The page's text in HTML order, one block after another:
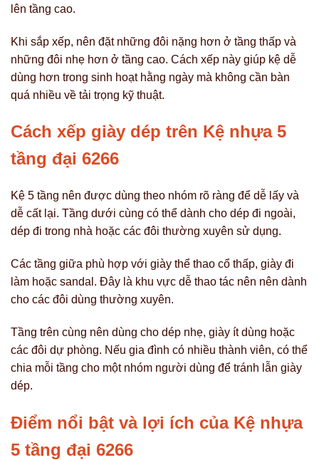
lên tầng cao.
Khi sắp xếp, nên đặt những đôi nặng hơn ở tầng thấp và
những đôi nhẹ hơn ở tầng cao. Cách xếp này giúp kệ dễ
dùng hơn trong sinh hoạt hằng ngày mà không cần bàn
quá nhiều về tải trọng kỹ thuật.
Cách xếp giày dép trên Kệ nhựa 5
tầng đại 6266
Kệ 5 tầng nên được dùng theo nhóm rõ ràng để dễ lấy và
dễ cất lại. Tầng dưới cùng có thể dành cho dép đi ngoài,
dép đi trong nhà hoặc các đôi thường xuyên sử dụng.
Các tầng giữa phù hợp với giày thể thao cổ thấp, giày đi
làm hoặc sandal. Đây là khu vực dễ thao tác nên nên dành
cho các đôi dùng thường xuyên.
Tầng trên cùng nên dùng cho dép nhẹ, giày ít dùng hoặc
các đôi dự phòng. Nếu gia đình có nhiều thành viên, có thể
chia mỗi tầng cho một nhóm người dùng để tránh lẫn giày
dép.
Điểm nổi bật và lợi ích của Kệ nhựa
5 tầng đại 6266